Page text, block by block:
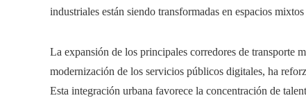
industriales están siendo transformadas en espacios
La expansión de los principales corredores de transporte
modernización de los servicios públicos digitales, ha
Esta integración urbana favorece la concentración de